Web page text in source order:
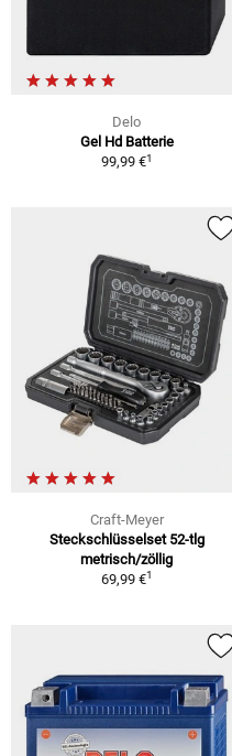
Delo
Gel Hd Batterie
99,99 €1
Craft-Meyer
Steckschlüsselset 52-tlg
metrisch/zöllig
69,99 €1